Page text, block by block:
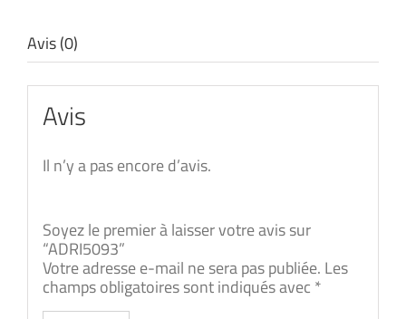
Avis (0)
Avis
Il n’y a pas encore d’avis.
Soyez le premier à laisser votre avis sur
“ADRI5093”
Votre adresse e-mail ne sera pas publiée. Les
champs obligatoires sont indiqués avec *